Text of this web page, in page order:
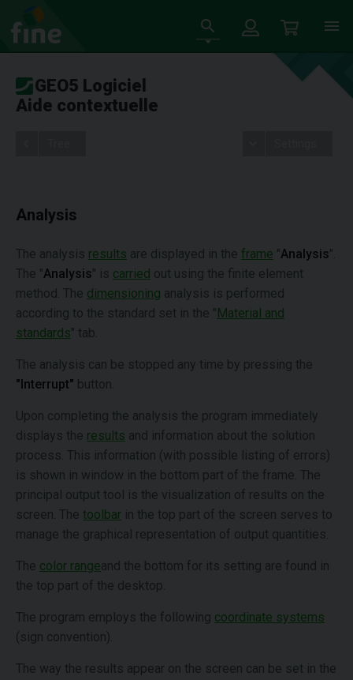
GEO5 Logiciel
Aide contextuelle
Analysis
The analysis results are displayed in the frame "Analysis".
The "Analysis" is carried out using the finite element
method. The dimensioning analysis is performed
according to the standard set in the "Material and
standards" tab.
The analysis can be stopped any time by pressing the
"Interrupt" button.
Upon completing the analysis the program immediately
displays the results and information about the solution
process. This information (with possible listing of errors)
is shown in window in the bottom part of the frame. The
principal output tool is the visualization of results on the
screen. The toolbar in the top part of the screen serves to
manage the graphical representation of output quantities.
The color rangeand the bottom for its setting are found in
the top part of the desktop.
The program employs the following coordinate systems
(sign convention).
The way the results appear on the screen can be set in the